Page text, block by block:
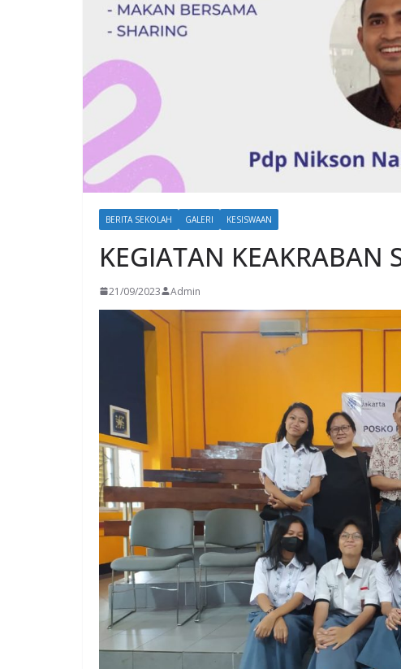
BERITA SEKOLAH GALERI KESISWAAN
KEGIATAN KEAKRABAN
21/09/2023 Admin